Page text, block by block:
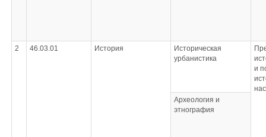
2 46.03.01 История
Историческая
урбанистика
и
Археология и
этнография